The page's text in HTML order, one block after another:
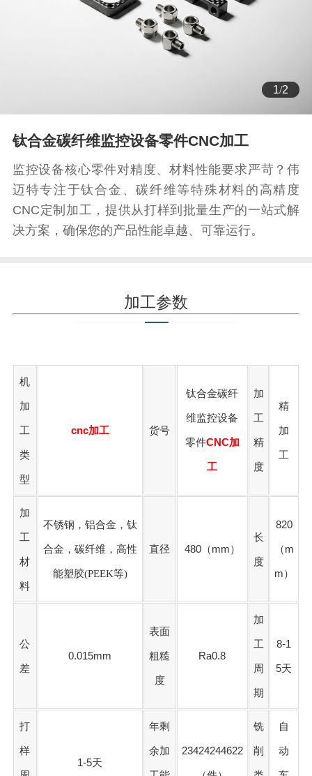
1/2
钛合金碳纤维监控设备零件CNC加工
监控设备核心零件对精度、材料性能要求严苛？伟
迈特专注于钛合金、碳纤维等特殊材料的高精度
CNC定制加工，提供从打样到批量生产的一站式解
决方案，确保您的产品性能卓越、可靠运行。
加工参数
机
加
工
类
型
cnc加工 货号
钛合金碳纤
维监控设备
零件CNC加
工
加
工
精
度
精
加
工
加
工
材
料
不锈钢，铝合金，钛
合金，碳纤维，高性
能塑胶(PEEK等)
直径 480（mm）
长
度
820
（m
m）
公
差
0.015mm
表面
粗糙
度
Ra0.8
加
工
周
期
8-1
5天
打
样
1-5天
年剩
余加 23424244622
铣
削
自
动